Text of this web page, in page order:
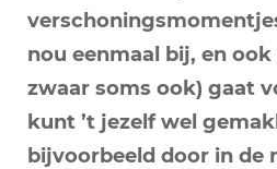
nou eenmaal bij, en
zwaar soms ook) gaat
kunt ’t jezelf wel
bijvoorbeeld door in de